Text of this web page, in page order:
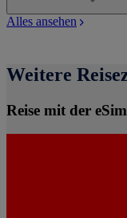
Alles ansehen
Weitere
Reise mit der